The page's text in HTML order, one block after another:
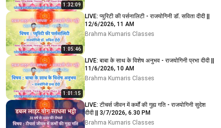
1:32:09
1:05:46
LIVE: प्युरिटी की पर्सनालिटी - राजयोगिनी डॉ. सविता दीदी ||
12/6/2026, 11 AM
Brahma Kumaris Classes
1:01:15
LIVE: बाबा के साथ के विशेष अनुभव - राजयोगिनी प्रभा दीदी ||
11/6/2026, 10 AM
Brahma Kumaris Classes
LIVE: टीचर्स जीवन में कर्मों की गुह्य गति - राजयोगिनी सुदेश
दीदी || 3/7/2026, 6.30 PM
Brahma Kumaris Classes